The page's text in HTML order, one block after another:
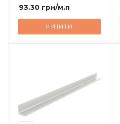
93.30 грн/м.п
КУПИТИ